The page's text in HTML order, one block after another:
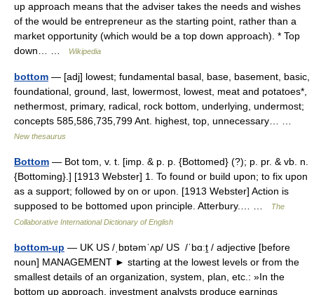
up approach means that the adviser takes the needs and wishes
of the would be entrepreneur as the starting point, rather than a
market opportunity (which would be a top down approach). * Top
down… …
Wikipedia
bottom — [adj] lowest; fundamental basal, base, basement, basic,
foundational, ground, last, lowermost, lowest, meat and potatoes*,
nethermost, primary, radical, rock bottom, underlying, undermost;
concepts 585,586,735,799 Ant. highest, top, unnecessary… …
New thesaurus
Bottom — Bot tom, v. t. [imp. & p. p. {Bottomed} (?); p. pr. & vb. n.
{Bottoming}.] [1913 Webster] 1. To found or build upon; to fix upon
as a support; followed by on or upon. [1913 Webster] Action is
supposed to be bottomed upon principle. Atterbury.… …
The
Collaborative International Dictionary of English
bottom-up — UK US /ˌbɒtəmˈʌp/ US /ˈbɑːṱ / adjective [before
noun] MANAGEMENT ► starting at the lowest levels or from the
smallest details of an organization, system, plan, etc.: »In the
bottom up approach, investment analysts produce earnings